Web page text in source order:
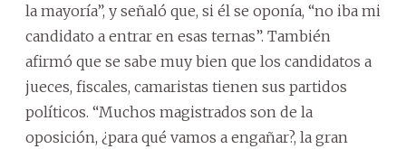
la mayoría”, y señaló que, si él se oponía, “no iba mi
candidato a entrar en esas ternas”. También
afirmó que se sabe muy bien que los candidatos a
jueces, fiscales, camaristas tienen sus partidos
políticos. “Muchos magistrados son de la
oposición, ¿para qué vamos a engañar?, la gran